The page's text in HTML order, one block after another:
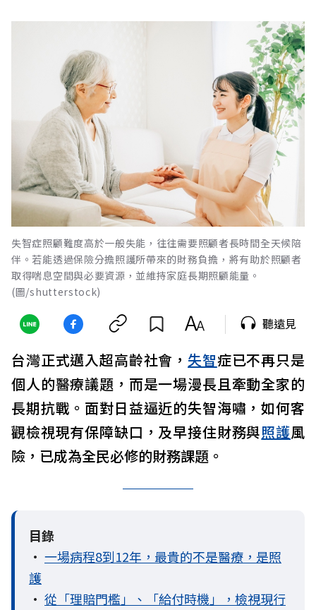
失智症照顧難度高於一般失能，往往需要照顧者長時間全天候陪
伴。若能透過保險分擔照護所帶來的財務負擔，將有助於照顧者
取得喘息空間與必要資源，並維持家庭長期照顧能量。
(圖/shutterstock)
聽遠見
台灣正式邁入超高齡社會， 失智症已不再只是
個人的醫療議題，而是一場漫長且牽動全家的
長期抗戰。面對日益逼近的失智海嘯，如何客
觀檢視現有保障缺口，及早接住財務與照護風
險，已成為全民必修的財務課題。
目錄
• 一場病程8到12年，最貴的不是醫療，是照
護
• 從「理賠門檻」、「給付時機」，檢視現行